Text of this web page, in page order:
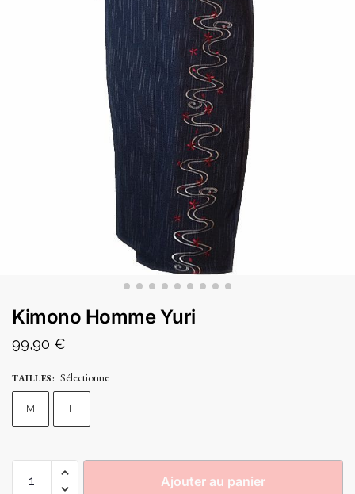
Kimono Homme Yuri
99,90 €
TAILLES: Sélectionne
M L
Ajouter au panier